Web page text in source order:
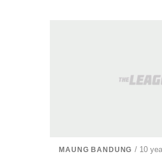
MAUNG BANDUNG / 10